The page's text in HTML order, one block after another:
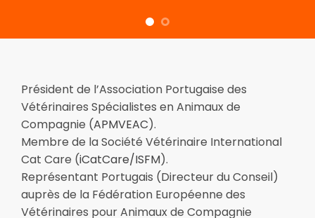
Président de l’Association Portugaise des
Vétérinaires Spécialistes en Animaux de
Compagnie (APMVEAC).
Membre de la Société Vétérinaire International
Cat Care (iCatCare/ISFM).
Représentant Portugais (Directeur du Conseil)
auprès de la Fédération Européenne des
Vétérinaires pour Animaux de Compagnie